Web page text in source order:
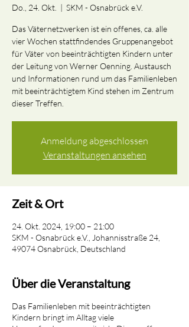
Do., 24. Okt.
  |
SKM - Osnabrück e.V.
Das Väternetzwerken ist ein offenes, ca. alle
vier Wochen stattfindendes Gruppenangebot
für Väter von beeinträchtigten Kindern unter
der Leitung von Werner Oenning. Austausch
und Informationen rund um das Familienleben
mit beeinträchtigtem Kind stehen im Zentrum
dieser Treffen.
Anmeldung abgeschlossen
Veranstaltungen ansehen
Zeit & Ort
24. Okt. 2024, 19:00 – 21:00
SKM - Osnabrück e.V., Johannisstraße 24,
49074 Osnabrück, Deutschland
Über die Veranstaltung
Das Familienleben mit beeinträchtigten
Kindern bringt im Alltag viele